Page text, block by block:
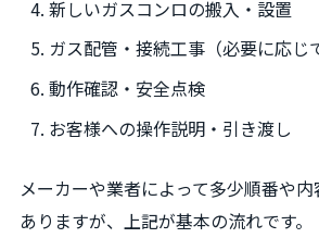
新しいガスコンロの搬入・設置
ガス配管・接続工事（必要に応じ
動作確認・安全点検
お客様への操作説明・引き渡し
メーカーや業者によって多少順番や
ありますが、上記が基本の流れです。